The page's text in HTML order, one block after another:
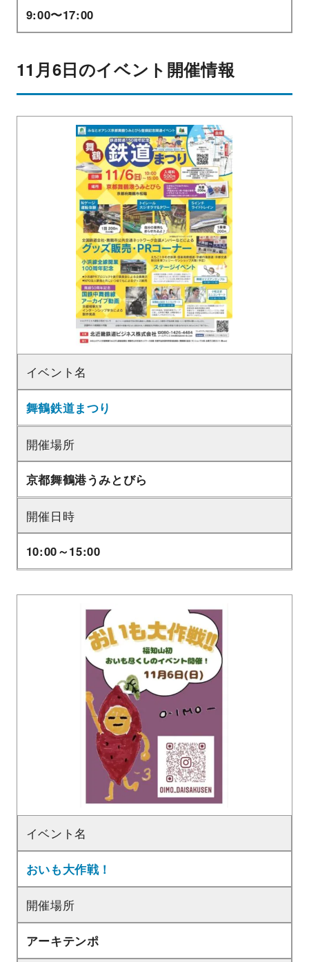
9:00〜17:00
11月6日のイベント開催情報
イベント名
舞鶴鉄道まつり
開催場所
京都舞鶴港うみとびら
開催日時
10:00～15:00
イベント名
おいも大作戦！
開催場所
アーキテンポ